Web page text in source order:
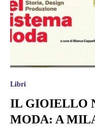
Libri
IL GIOIELLO
MODA: A